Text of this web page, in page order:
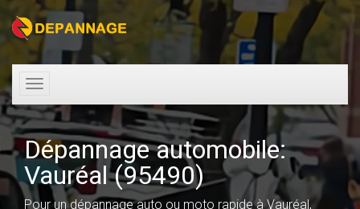
Toggle
navigation
Dépannage automobile:
Vauréal (95490)
Pour un dépannage auto ou moto rapide à Vauréal,